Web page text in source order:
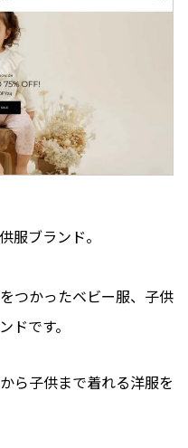
服ブランド。
つかったベビー服、子供
ドです。
ら子供まで着れる洋服を